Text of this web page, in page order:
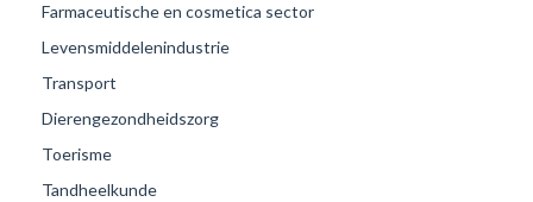
Farmaceutische en cosmetica sector
Levensmiddelenindustrie
Transport
Dierengezondheidszorg
Toerisme
Tandheelkunde